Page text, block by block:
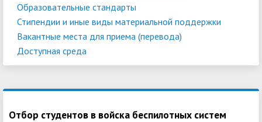
Образовательные стандарты
Стипендии и иные виды материальной поддержки
Вакантные места для приема (перевода)
Доступная среда
Отбор студентов в войска беспилотных систем